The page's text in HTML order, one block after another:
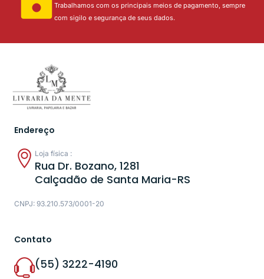
Trabalhamos com os principais meios de pagamento, sempre
com sigilo e segurança de seus dados.
Endereço
Loja física :
Rua Dr. Bozano, 1281
Calçadão de Santa Maria-RS
CNPJ: 93.210.573/0001-20
Contato
(55) 3222-4190